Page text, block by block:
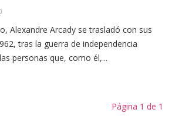
Alexandre Arcady se trasladó con sus
tras la guerra de independencia
personas que, como él,...
Página 1 de 1